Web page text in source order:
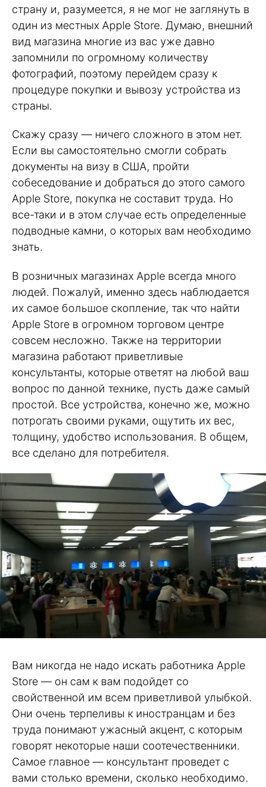
страну и, разумеется, я не мог не заглянуть в
один из местных Apple Store. Думаю, внешний
вид магазина многие из вас уже давно
запомнили по огромному количеству
фотографий, поэтому перейдем сразу к
процедуре покупки и вывозу устройства из
страны.
Скажу сразу — ничего сложного в этом нет.
Если вы самостоятельно смогли собрать
документы на визу в США, пройти
собеседование и добраться до этого самого
Apple Store, покупка не составит труда. Но
все-таки и в этом случае есть определенные
подводные камни, о которых вам необходимо
знать.
В розничных магазинах Apple всегда много
людей. Пожалуй, именно здесь наблюдается
их самое большое скопление, так что найти
Apple Store в огромном торговом центре
совсем несложно. Также на территории
магазина работают приветливые
консультанты, которые ответят на любой ваш
вопрос по данной технике, пусть даже самый
простой. Все устройства, конечно же, можно
потрогать своими руками, ощутить их вес,
толщину, удобство использования. В общем,
все сделано для потребителя.
Вам никогда не надо искать работника Apple
Store — он сам к вам подойдет со
свойственной им всем приветливой улыбкой.
Они очень терпеливы к иностранцам и без
труда понимают ужасный акцент, с которым
говорят некоторые наши соотечественники.
Самое главное — консультант проведет с
вами столько времени, сколько необходимо.